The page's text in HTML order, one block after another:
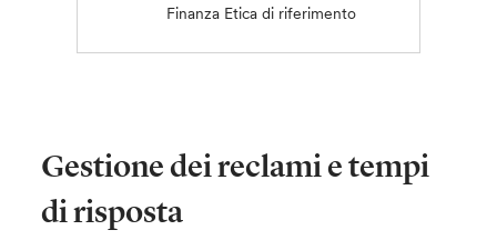
Finanza Etica di riferimento
Gestione dei reclami e tempi
di risposta